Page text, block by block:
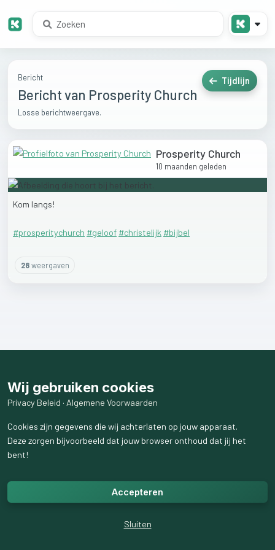
Bericht
Bericht van Prosperity Church
Losse berichtweergave.
Tijdlijn
Prosperity Church
10 maanden geleden
Kom langs!
#prosperitychurch #geloof #christelijk #bijbel
28weergaven
Wij gebruiken cookies
Privacy Beleid · Algemene Voorwaarden
Cookies zijn gegevens die wij achterlaten op jouw apparaat.
Deze zorgen bijvoorbeeld dat jouw browser onthoud dat jij het
bent!
Accepteren
Sluiten